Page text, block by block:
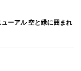
ーアル 空と緑に囲まれ